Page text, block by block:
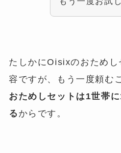
たしかにOisixのおためし
容ですが、もう一度頼む
おためしセットは1世帯
る からです。